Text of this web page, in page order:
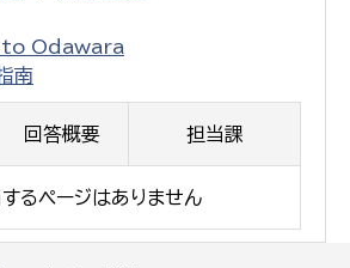
Odawara
南
回答概要 担当課
るページはありません